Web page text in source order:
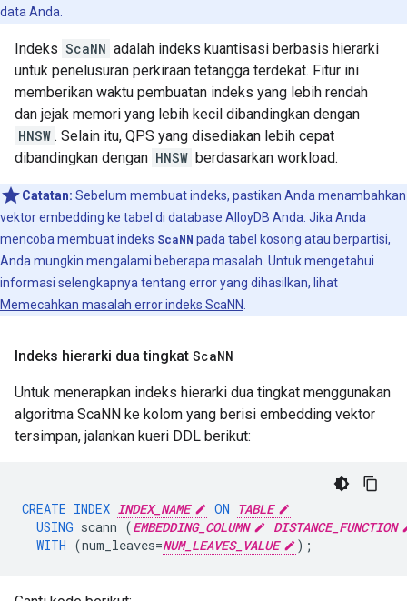
data Anda.
Indeks ScaNN adalah indeks kuantisasi berbasis hierarki
untuk penelusuran perkiraan tetangga terdekat. Fitur ini
memberikan waktu pembuatan indeks yang lebih rendah
dan jejak memori yang lebih kecil dibandingkan dengan
HNSW . Selain itu, QPS yang disediakan lebih cepat
dibandingkan dengan HNSW berdasarkan workload.
Catatan: Sebelum membuat indeks, pastikan Anda menambahkan
vektor embedding ke tabel di database AlloyDB Anda. Jika Anda
mencoba membuat indeks ScaNN pada tabel kosong atau berpartisi,
Anda mungkin mengalami beberapa masalah. Untuk mengetahui
informasi selengkapnya tentang error yang dihasilkan, lihat
Memecahkan masalah error indeks ScaNN
Indeks hierarki dua tingkat ScaNN
Untuk menerapkan indeks hierarki dua tingkat menggunakan
algoritma ScaNN ke kolom yang berisi embedding vektor
tersimpan, jalankan kueri DDL berikut:
CREATE INDEX INDEX_NAME ON TABLE
USING scann (EMBEDDING_COLUMN
DISTANCE_FUNCTION
WITH (num_leaves=NUM_LEAVES_VALUE );